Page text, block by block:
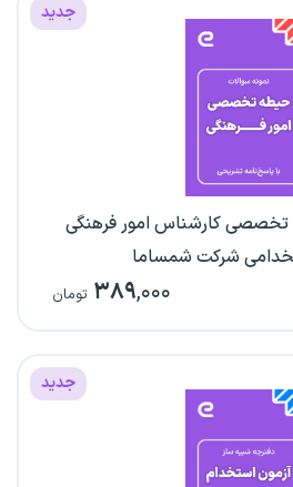
جدید
تخصصی کارشناس امور فرهنگی
شرکت شمساما
۳۸۹,۰۰۰ تومان
جدید